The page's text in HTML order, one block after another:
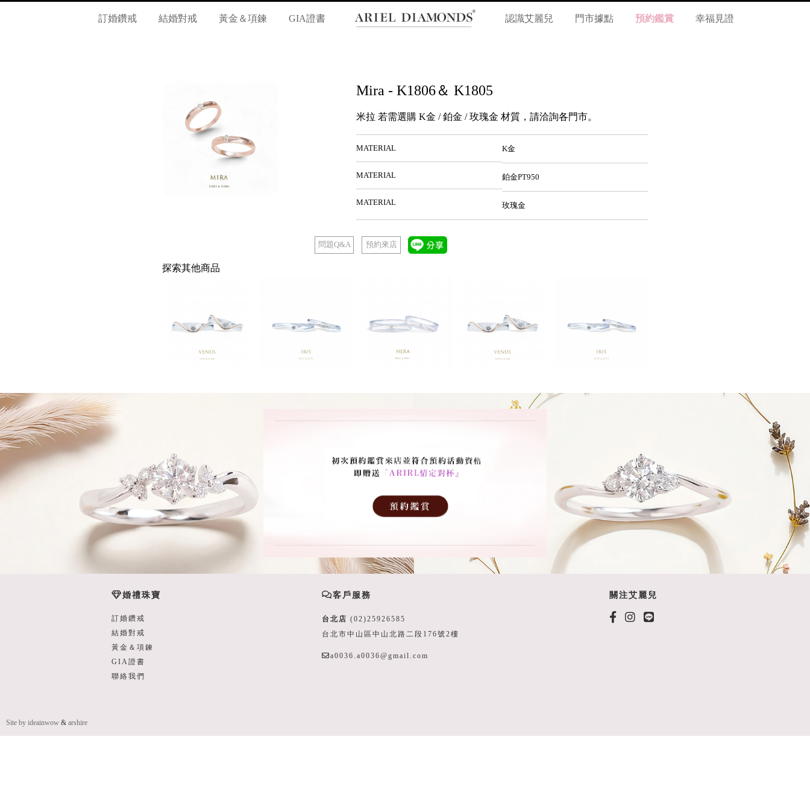
訂婚鑽戒 結婚對戒 黃金＆項鍊 GIA證書 認識艾麗兒 門市據點 預約鑑賞 幸福見證
Mira - K1806＆ K1805
米拉 若需選購 K金 / 鉑金 / 玫瑰金 材質，請洽詢各門市。
MATERIAL K金
MATERIAL 鉑金PT950
MATERIAL 玫瑰金
問題Q&A 預約來店
探索其他商品
婚禮珠寶
訂婚鑽戒
結婚對戒
黃金＆項鍊
GIA證書
聯絡我們
客戶服務
台北店 (02)25926585
台北市中山區中山北路二段176號2樓
a0036.a0036@gmail.com
關注艾麗兒
Site by ideainwow & arshire